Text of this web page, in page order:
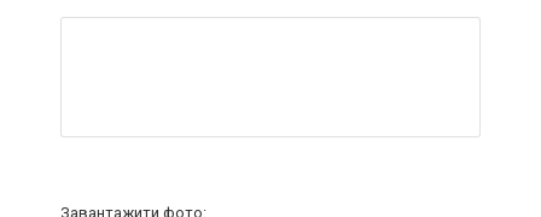
Завантажити фото: